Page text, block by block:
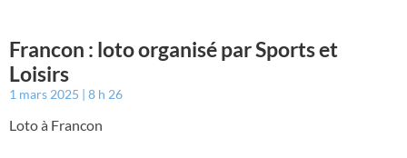
Francon : loto organisé par Sports et
Loisirs
1 mars 2025 8 h 26
Loto à Francon